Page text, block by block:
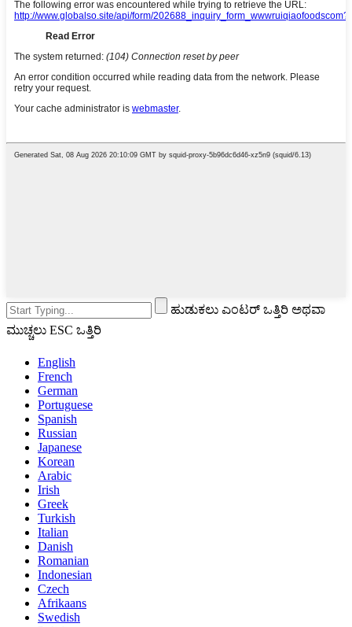
ಹುಡುಕಲು ಎಂಟರ್ ಒತ್ತಿರಿ ಅಥವಾ
ಮುಚ್ಚಲು ESC ಒತ್ತಿರಿ
English
French
German
Portuguese
Spanish
Russian
Japanese
Korean
Arabic
Irish
Greek
Turkish
Italian
Danish
Romanian
Indonesian
Czech
Afrikaans
Swedish